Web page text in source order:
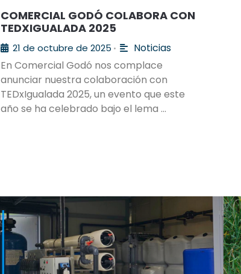
COMERCIAL GODÓ COLABORA CON
TEDXIGUALADA 2025
21 de octubre de 2025 •
Noticias
En Comercial Godó nos complace
anunciar nuestra colaboración con
TEDxIgualada 2025, un evento que este
año se ha celebrado bajo el lema …